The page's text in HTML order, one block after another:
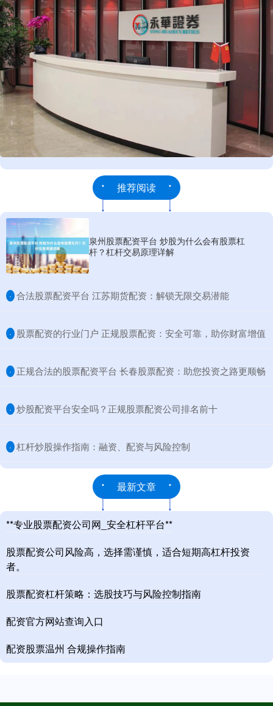
推荐阅读
泉州股票配资平台 炒股为什么会有股票杠
杆？杠杆交易原理详解
· ​合法股票配资平台 江苏期货配资：解锁无限交易潜能
· ​股票配资的行业门户 正规股票配资：安全可靠，助你财富增值
· ​正规合法的股票配资平台 长春股票配资：助您投资之路更顺畅
· ​炒股配资平台安全吗？正规股票配资公司排名前十
· ​杠杆炒股操作指南：融资、配资与风险控制
最新文章
**专业股票配资公司网_安全杠杆平台**
股票配资公司风险高，选择需谨慎，适合短期高杠杆投资
者。
股票配资杠杆策略：选股技巧与风险控制指南
配资官方网站查询入口
配资股票温州 合规操作指南